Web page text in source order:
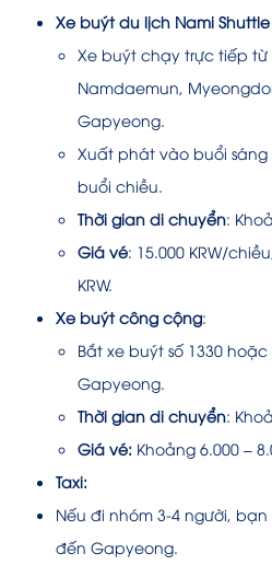
Xe buýt du lịch Nami Shuttle
Xe buýt chạy trực tiếp từ
Namdaemun,
Gapyeong.
Xuất phát vào buổi
buổi chiều.
Thời gian di chuyển:
Giá vé: 15.000 KRW/
KRW.
Xe buýt công cộng:
Bắt xe buýt số 1330
Gapyeong.
Thời gian di chuyển:
Giá vé: Khoảng 6.000 –
Taxi:
Nếu đi nhóm 3-4 người,
đến Gapyeong.